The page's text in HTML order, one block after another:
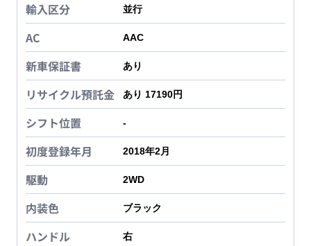
輸入区分 並行
AC AAC
新車保証書 あり
リサイクル預託金 あり 17190円
シフト位置 -
初度登録年月 2018年2月
駆動 2WD
内装色 ブラック
ハンドル 右